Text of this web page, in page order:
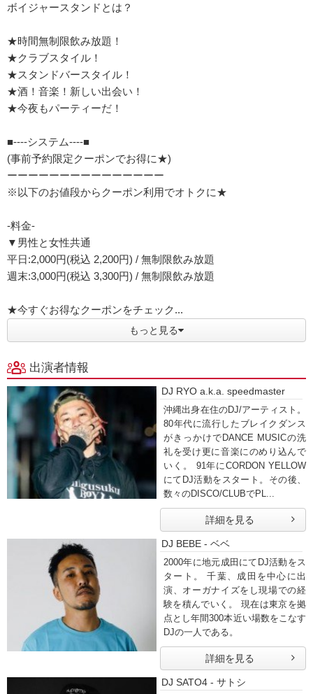
ボイジャースタンドとは？
★時間無制限飲み放題！
★クラブスタイル！
★スタンドバースタイル！
★酒！音楽！新しい出会い！
★今夜もパーティーだ！
■----システム----■
(事前予約限定クーポンでお得に★)
ーーーーーーーーーーーーーーー
※以下のお値段からクーポン利用でオトクに★
-料金-
▼男性と女性共通
平日:2,000円(税込 2,200円) / 無制限飲み放題
週末:3,000円(税込 3,300円) / 無制限飲み放題
★今すぐお得なクーポンをチェック...
もっと見る
出演者情報
DJ RYO a.k.a. speedmaster
沖縄出身在住のDJ/アーティスト。
80年代に流行したブレイクダンス
がきっかけでDANCE MUSICの洗
礼を受け更に音楽にのめり込んで
いく。 91年にCORDON YELLOW
にてDJ活動をスタート。その後、
数々のDISCO/CLUBでPL...
詳細を見る
DJ BEBE - ベベ
2000年に地元成田にてDJ活動をス
タート。 千葉、成田を中心に出
演、オーガナイズをし現場での経
験を積んでいく。 現在は東京を拠
点とし年間300本近い場数をこなす
DJの一人である。
詳細を見る
DJ SATO4 - サトシ